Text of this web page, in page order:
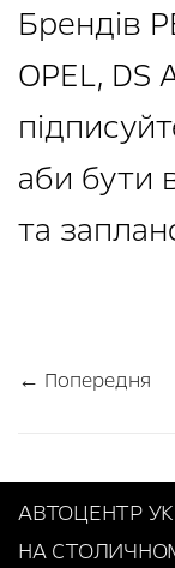
Брендів
OPEL,
аби бути
та
← Попередня
АВТОЦЕНТР
НА